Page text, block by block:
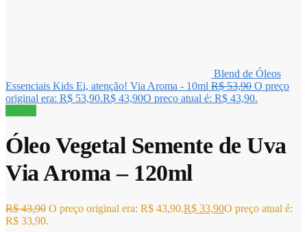
Blend de Óleos
Essenciais Kids Ei, atenção! Via Aroma - 10ml R$53,90 O preço
original era: R$ 53,90.R$ 43,90O preço atual é: R$ 43,90.
Óleo Vegetal Semente de Uva
Via Aroma – 120ml
R$43,90 O preço original era: R$ 43,90.R$ 33,90O preço atual é:
R$ 33,90.